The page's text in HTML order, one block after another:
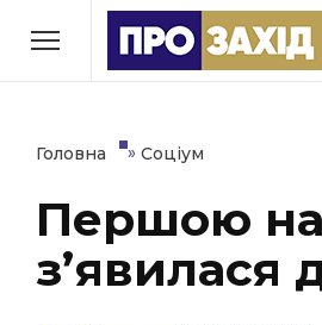
РУБРИКИ
Економіка
Політика
Втрачений Ужгород
Головна » Соціум
Першою на
з’явилася